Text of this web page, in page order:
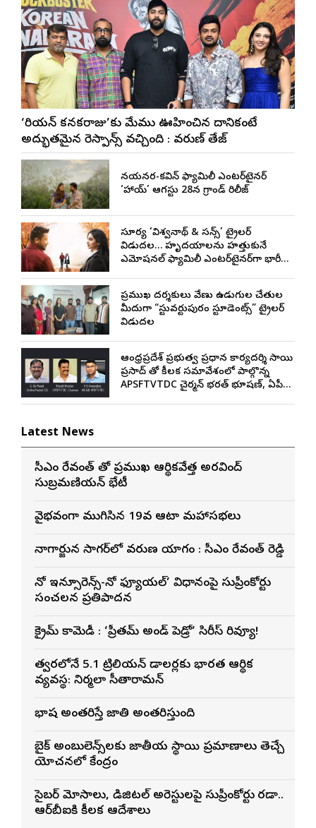
‘కొరియన్ కనకరాజు’కు మేము ఊహించిన దానికంటే
అద్భుతమైన రెస్పాన్స్ వచ్చింది : వరుణ్ తేజ్
నయనతార-కవిన్ ఫ్యామిలీ ఎంటర్‌టైనర్
‘హాయ్’ ఆగస్టు 28న గ్రాండ్ రిలీజ్
సూర్య ‘విశ్వనాథ్ & సన్స్’ ట్రైలర్
విడుదల… హృదయాలను హత్తుకునే
ఎమోషనల్ ఫ్యామిలీ ఎంటర్‌టైనర్‌గా భారీ
ప్రముఖ దర్శకులు వేణు ఉడుగుల చేతుల
మీదుగా “స్టువర్టుపురం స్టూడెంట్స్” ట్రైలర్
విడుదల
ఆంధ్రప్రదేశ్ ప్రభుత్వ ప్రధాన కార్యదర్శి సాయి
ప్రసాద్ తో కీలక సమావేశంలో పాల్గొన్న
APSFTVTDC చైర్మన్ భరత్ భూషణ్, ఏపీ
Latest News
సీఎం రేవంత్ తో ప్రముఖ ఆర్థికవేత్త అరవింద్‌
సుబ్రమణియన్ భేటీ
వైభవంగా ముగిసిన 19వ ఆటా మహాసభలు
నాగార్జున సాగ‌ర్‌లో వరుణ యాగం : సీఎం రేవంత్ రెడ్డి
నో ఇన్సూరెన్స్-నో ఫ్యూయల్’ విధానంపై సుప్రీంకోర్టు
సంచలన ప్రతిపాదన
క్రైమ్ కామెడీ : ‘ప్రీతమ్ అండ్ పెడ్రో’ సిరీస్ రివ్యూ!
త్వరలోనే 5.1 ట్రిలియన్ డాలర్లకు భారత ఆర్థిక
వ్యవస్థ: నిర్మలా సీతారామన్
భాష అంతరిస్తే జాతి అంతరిస్తుంది
బైక్ అంబులెన్స్‌లకు జాతీయ స్థాయి ప్రమాణాలు తెచ్చే
యోచనలో కేంద్రం
సైబర్ మోసాలు, డిజిటల్ అరెస్టులపై సుప్రీంకోర్టు కొరడా..
ఆర్‌బీఐకి కీలక ఆదేశాలు